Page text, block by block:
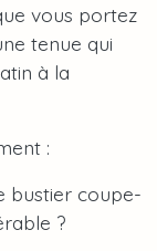
vous portez
tenue qui
à la
:
bustier coupe-
?